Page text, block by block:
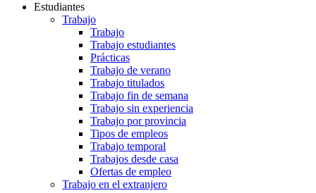
Estudiantes
Trabajo
Trabajo
Trabajo estudiantes
Prácticas
Trabajo de verano
Trabajo titulados
Trabajo fin de semana
Trabajo sin experiencia
Trabajo por provincia
Tipos de empleos
Trabajo temporal
Trabajos desde casa
Ofertas de empleo
Trabajo en el extranjero